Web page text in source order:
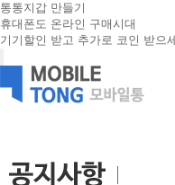
통통지갑 만들기
휴대폰도 온라인 구매시대
기기할인 받고 추가로 코인 받으